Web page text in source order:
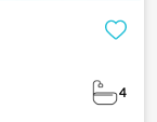
4